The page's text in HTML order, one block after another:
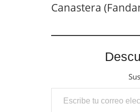
Canastera
Escribe tu correo electrónico…